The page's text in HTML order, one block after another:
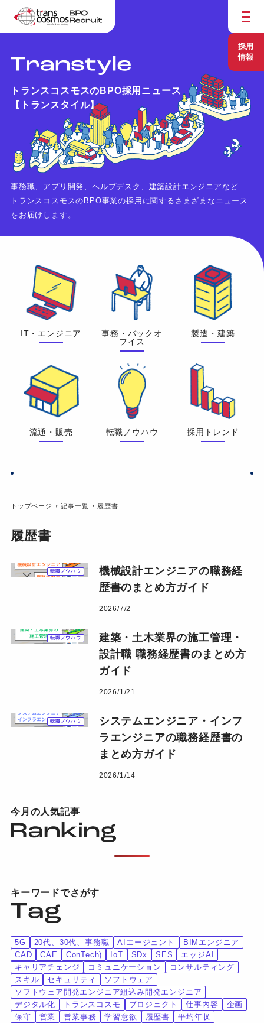
採用
情報
トップページ 記事一覧 履歴書
トランスコスモスのBPO採用ニュース
【トランスタイル】
事務職、アプリ開発、ヘルプデスク、建築設計エンジニアなど
トランスコスモスのBPO事業の採用に関するさまざまなニュース
をお届けします。
IT・エンジニア
事務・バックオ
フイス
製造・建築
流通・販売 転職ノウハウ 採用トレンド
履歴書
転職ノウハウ
機械設計エンジニアの職務経
歴書のまとめ方ガイド
2026/7/2
転職ノウハウ
建築・土木業界の施工管理・
設計職 職務経歴書のまとめ方
ガイド
2026/1/21
転職ノウハウ
システムエンジニア・インフ
ラエンジニアの職務経歴書の
まとめ方ガイド
2026/1/14
今月の人気記事
キーワードでさがす
5G 20代、30代、事務職 AIエージェント
BIMエンジニア
CAD
CAE ConTech) IoT SDx SES
エッジAI
キャリアチェンジ
コミュニケーション
コンサルティング
スキル
セキュリティ
ソフトウェア
ソフトウェア開発エンジニア組込み開発エンジニア
デジタル化
トランスコスモ プロジェクト 仕事内容
企画
保守
営業 営業事務 学習意欲 履歴書
平均年収